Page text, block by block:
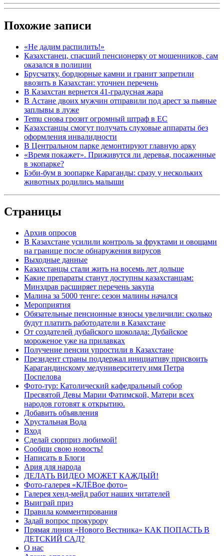
Похожие записи
«Не дадим распилить!»
Казахстанец, спасший пенсионерку от мошенников, сам
оказался в полиции
Брусчатку, бордюрные камни и гранит запретили
ввозить в Казахстан: уточнен перечень
В Казахстан вернется 41-градусная жара
В Астане двоих мужчин отправили под арест за пьяные
заплывы в луже
Temu снова грозит огромный штраф в ЕС
Казахстанцы смогут получать слуховые аппараты без
оформления инвалидности
В Центральном парке демонтируют главную арку
«Время покажет». Приживутся ли деревья, посаженные
в экопарке?
Бэби-бум в зоопарке Караганды: сразу у нескольких
животных родились малыши
Страницы
Архив опросов
В Казахстане усилили контроль за фруктами и овощами
на границе после обнаружения вирусов
Выходные данные
Казахстанцы стали жить на восемь лет дольше
Какие препараты станут доступны казахстанцам:
Минздрав расширяет перечень закупа
Малина за 5000 тенге: сезон малины начался
Мероприятия
Обязательные пенсионные взносы увеличили: сколько
будут платить работодатели в Казахстане
От создателей дубайского шоколада: Дубайское
мороженое уже на прилавках
Получение пенсии упростили в Казахстане
Президент страны поддержал инициативу присвоить
Карагандинскому медуниверситету имя Петра
Поспелова
Фото-тур: Католический кафедральный собор
Пресвятой Девы Марии Фатимской, Матери всех
народов готовят к открытию.
Добавить объявления
Хрустальная Вода
Вход
Сделай сюрприз любимой!
Сообщи свою новость!
Написать в Блоги
Ария для народа
ДЕЛАТЬ ВИДЕО МОЖЕТ КАЖДЫЙ!
Фото-галерея «КЛЁВое фото»
Галерея хенд-мейд работ наших читателей
Выиграй приз
Правила комментирования
Задай вопрос прокурору
Прямая линия «Нового Вестника» КАК ПОПАСТЬ В
ДЕТСКИЙ САД?
О нас